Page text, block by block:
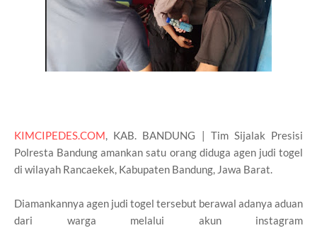
KIMCIPEDES.COM, KAB. BANDUNG | Tim Sijalak Presisi
Polresta Bandung amankan satu orang diduga agen judi togel
di wilayah Rancaekek, Kabupaten Bandung, Jawa Barat.
Diamankannya agen judi togel tersebut berawal adanya aduan
dari warga melalui akun instagram